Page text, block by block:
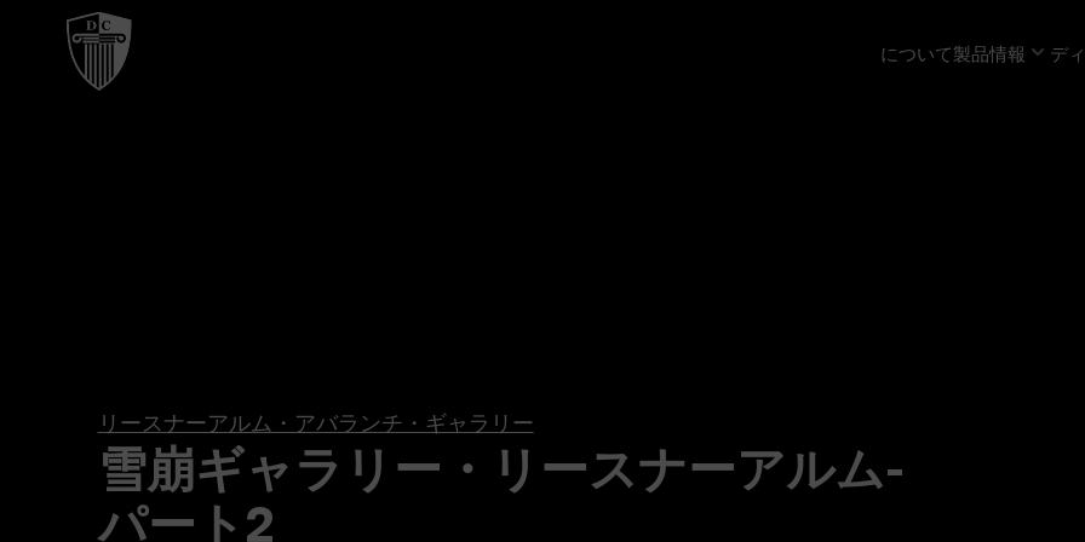
について製品情報 デ
リースナーアルム・アバランチ・ギャラリー
雪崩ギャラリー・リースナーアルム-
パート2